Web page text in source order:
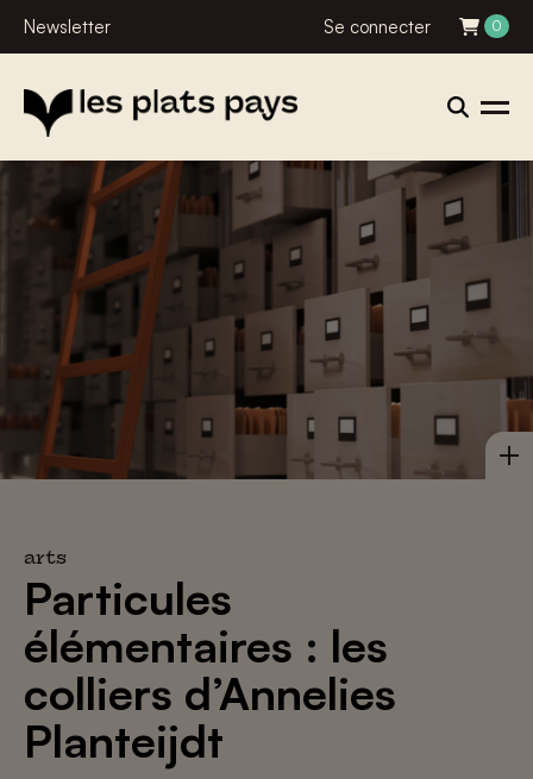
Newsletter Se connecter 0
arts
Particules
élémentaires : les
colliers d’Annelies
Planteijdt